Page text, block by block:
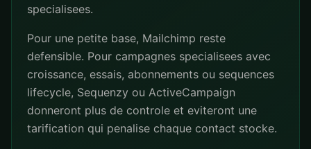
specialisees.
Pour une petite base, Mailchimp reste
defensible. Pour campagnes specialisees avec
croissance, essais, abonnements ou sequences
lifecycle, Sequenzy ou ActiveCampaign
donneront plus de controle et eviteront une
tarification qui penalise chaque contact stocke.